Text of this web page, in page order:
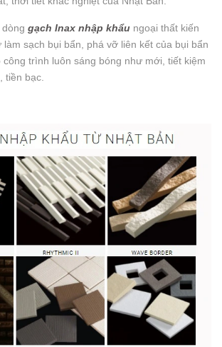
gạch Inax nhập khẩu ngoại thất kiến
sạch bụi bẩn, phá vỡ liên kết của bụi bẩn
trình luôn sáng bóng như mới, tiết kiệm
tiền bạc.